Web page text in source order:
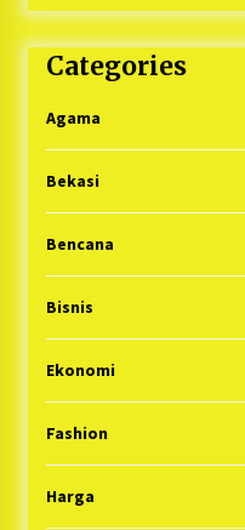
Categories
Agama
Bekasi
Bencana
Bisnis
Ekonomi
Fashion
Harga